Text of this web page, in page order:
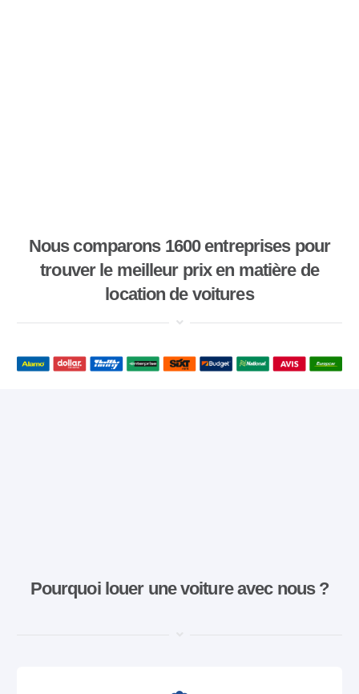
Nous comparons 1600 entreprises pour
trouver le meilleur prix en matière de
location de voitures
Pourquoi louer une voiture avec nous ?